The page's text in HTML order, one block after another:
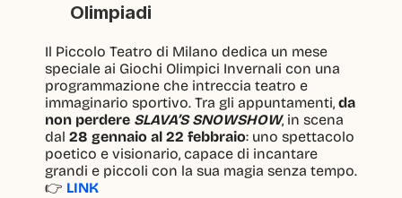
Olimpiadi
Il Piccolo Teatro di Milano dedica un mese
speciale ai Giochi Olimpici Invernali con una
programmazione che intreccia teatro e
immaginario sportivo. Tra gli appuntamenti, da
non perdere SLAVA’S SNOWSHOW, in scena
dal 28 gennaio al 22 febbraio: uno spettacolo
poetico e visionario, capace di incantare
grandi e piccoli con la sua magia senza tempo.
👉 LINK